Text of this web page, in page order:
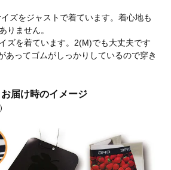
ズをジャストで着ています。着心地も
りません。
ズを着ています。2(M)でも大丈夫です
あってゴムがしっかりしているので穿き
届け時のイメージ